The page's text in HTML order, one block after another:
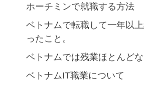
ホーチミンで就職する方法
ベトナムで転職して一年以
ったこと。
ベトナムでは残業ほとんど
ベトナムIT職業について